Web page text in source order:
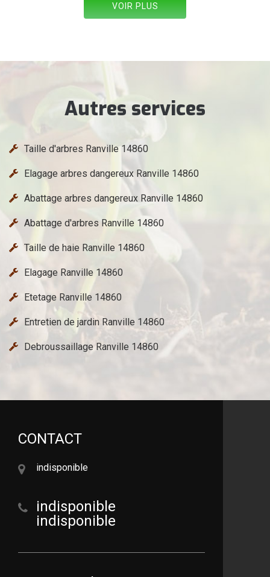
VOIR PLUS
Autres services
Taille d'arbres Ranville 14860
Elagage arbres dangereux Ranville 14860
Abattage arbres dangereux Ranville 14860
Abattage d'arbres Ranville 14860
Taille de haie Ranville 14860
Elagage Ranville 14860
Etetage Ranville 14860
Entretien de jardin Ranville 14860
Debroussaillage Ranville 14860
CONTACT
indisponible
indisponible
indisponible